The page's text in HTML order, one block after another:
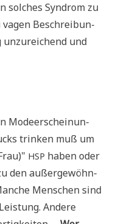
sol­ches Syn­drom zu
vagen Beschrei­bun­
unzu­rei­chend und
Mode­er­schei­nun­
trin­ken muß um
HSP haben oder
den außer­ge­wöhn­
Men­schen sind
Ande­re